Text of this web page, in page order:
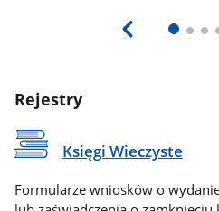
Rejestry
Księgi Wieczyste
Formularze wniosków o